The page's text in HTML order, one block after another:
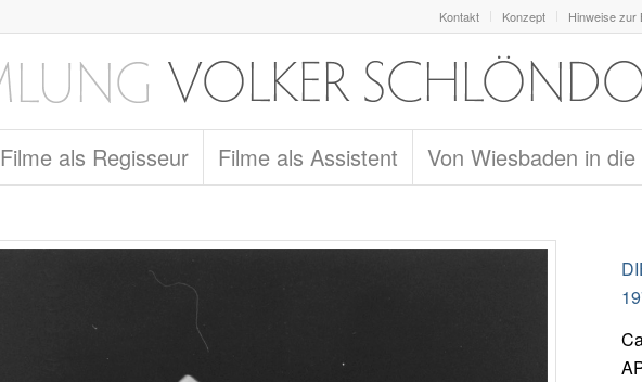
Kontakt Konzept Hinweise zur
Filme als Regisseur Filme als Assistent Von Wiesbaden in die